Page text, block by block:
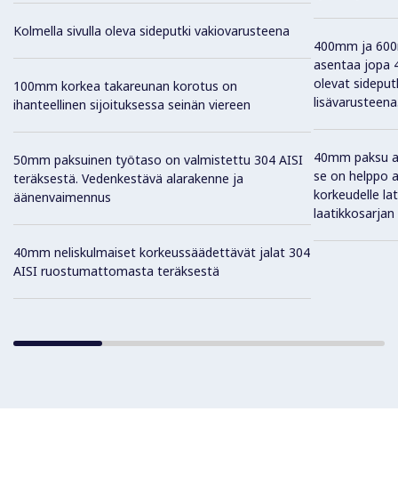
Kolmella sivulla oleva sideputki vakiovarusteena
100mm korkea takareunan korotus on
ihanteellinen sijoituksessa seinän viereen
50mm paksuinen työtaso on valmistettu 304 AISI
teräksestä. Vedenkestävä alarakenne ja
äänenvaimennus
40mm neliskulmaiset korkeussäädettävät jalat 304
AISI ruostumattomasta teräksestä
400mm ja
asentaa jopa
olevat
40mm paksu
se on helppo
korkeudelle
laatikkosarjan